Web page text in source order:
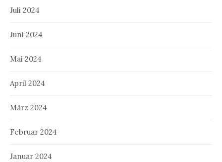
Juli 2024
Juni 2024
Mai 2024
April 2024
März 2024
Februar 2024
Januar 2024